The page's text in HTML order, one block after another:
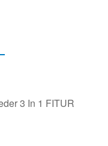
3 In 1 FITUR